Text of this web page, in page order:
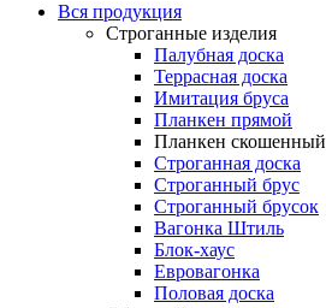
Вся продукция
Строганные изделия
Палубная доска
Террасная доска
Имитация бруса
Планкен прямой
Планкен скошенный
Строганная доска
Строганный брус
Строганный брусок
Вагонка Штиль
Блок-хаус
Евровагонка
Половая доска